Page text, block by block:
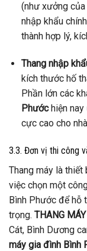
(như xưởng
nhập khẩu
thành hợp lý,
Thang nhập
kích thước hố
Phần lớn các
Phướchiện nay
cực cao cho
3.3. Đơn vị thi công
Thang máy là
việc chọn một
Bình Phước để hỗ
trọng. THANG
Cát, Bình Dương
máy gia đình Bình